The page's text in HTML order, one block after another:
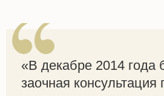
«В декабре 2014
заочная консультация